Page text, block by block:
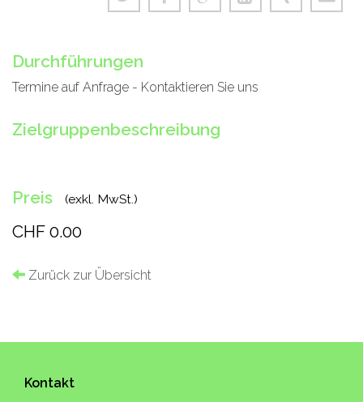
Durchführungen
Termine auf Anfrage - Kontaktieren Sie uns
Zielgruppenbeschreibung
Preis (exkl. MwSt.)
CHF 0.00
Zurück zur Übersicht
Kontakt